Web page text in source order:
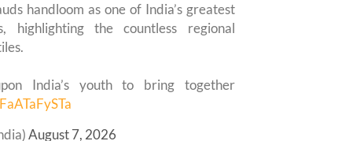
handloom as one of India’s greatest
highlighting the countless regional
India’s youth to bring together
August 7, 2026